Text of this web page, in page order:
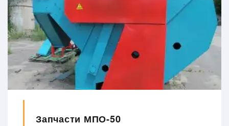
Запчасти МПО-50